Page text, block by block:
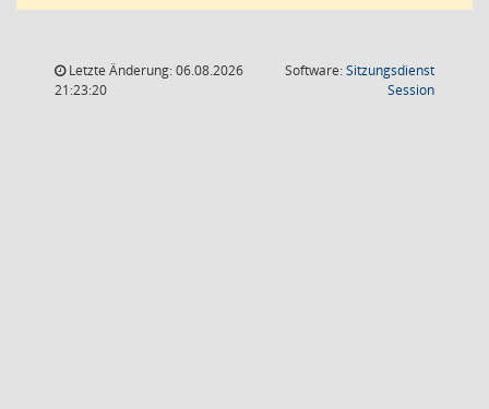
Letzte Änderung: 06.08.2026
21:23:20
Software:Sitzungsdienst
Session(Wird in